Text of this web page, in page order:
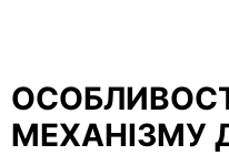
МЕХАНІЗМУ